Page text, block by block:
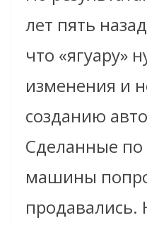
лет пять
что «ягуару»
изменения и
созданию
Сделанные
машины
продавались.